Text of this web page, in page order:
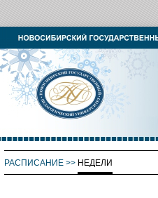
РАСПИСАНИЕ>> НЕДЕЛИ